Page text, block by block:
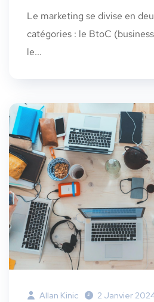
Le marketing se divise en
catégories : le BtoC
le...
Allan Kinic 2 Janvier